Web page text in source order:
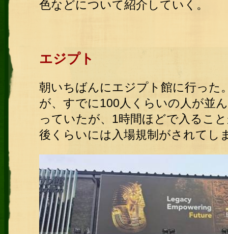
色などについて紹介していく。
エジプト
朝いちばんにエジプト館に行った
が、すでに100人くらいの人が並
っていたが、1時間ほどで入るこ
後くらいには入場規制がされてし